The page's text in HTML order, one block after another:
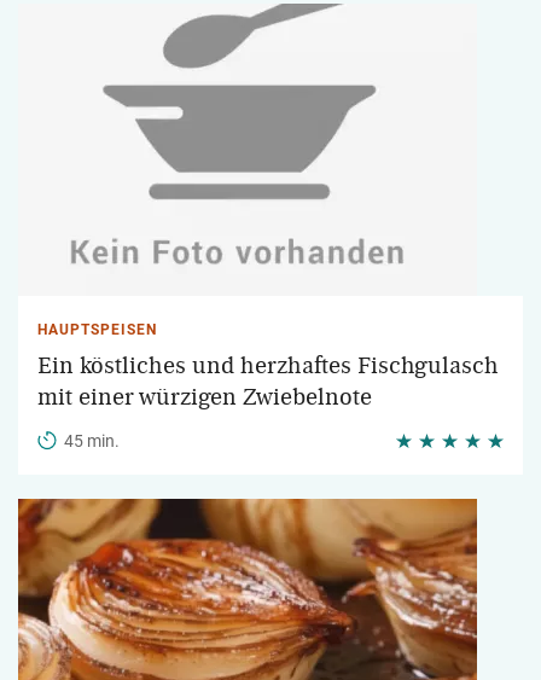
HAUPTSPEISEN
Ein köstliches und herzhaftes Fischgulasch
mit einer würzigen Zwiebelnote
45 min.